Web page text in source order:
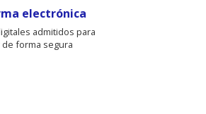
electrónica
admitidos para
forma segura